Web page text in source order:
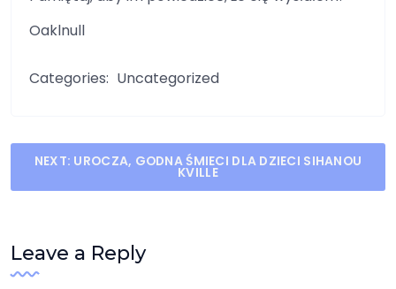
Oaklnull
Categories: Uncategorized
Post
navigation
NEXT: UROCZA, GODNA ŚMIECI DLA DZIECI SIHANOU
KVILLE
Leave a Reply